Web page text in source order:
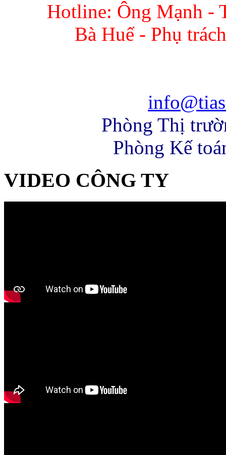
Hotline: Ông Mạnh -
Bà Huế - Phụ
Phòng Thị
Phòng Kế
VIDEO CÔNG TY